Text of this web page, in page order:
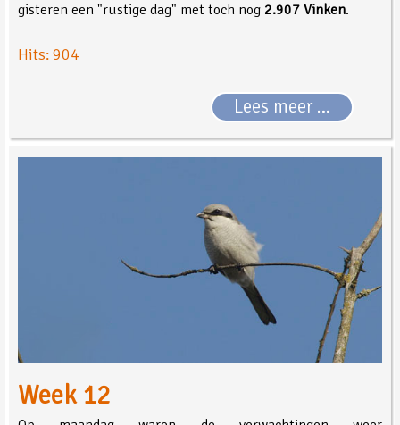
gisteren een "rustige dag" met toch nog2.907 Vinken.
Hits: 904
Lees meer …
Week 12